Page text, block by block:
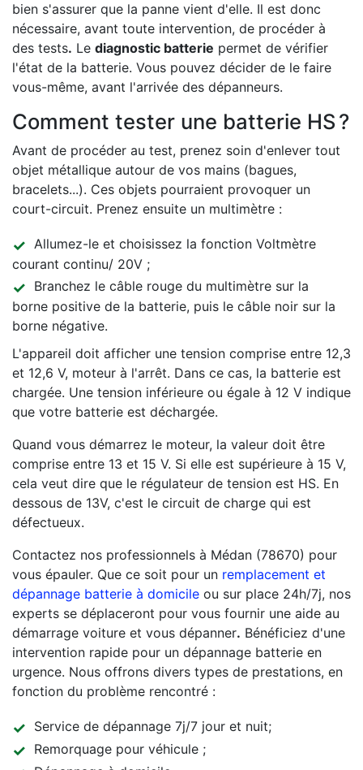
bien s'assurer que la panne vient d'elle. Il est donc
nécessaire, avant toute intervention, de procéder à
des tests. Le diagnostic batterie permet de vérifier
l'état de la batterie. Vous pouvez décider de le faire
vous-même, avant l'arrivée des dépanneurs.
Comment tester une batterie HS ?
Avant de procéder au test, prenez soin d'enlever tout
objet métallique autour de vos mains (bagues,
bracelets...). Ces objets pourraient provoquer un
court-circuit. Prenez ensuite un multimètre :
Allumez-le et choisissez la fonction Voltmètre
courant continu/ 20V ;
Branchez le câble rouge du multimètre sur la
borne positive de la batterie, puis le câble noir sur la
borne négative.
L'appareil doit afficher une tension comprise entre 12,3
et 12,6 V, moteur à l'arrêt. Dans ce cas, la batterie est
chargée. Une tension inférieure ou égale à 12 V indique
que votre batterie est déchargée.
Quand vous démarrez le moteur, la valeur doit être
comprise entre 13 et 15 V. Si elle est supérieure à 15 V,
cela veut dire que le régulateur de tension est HS. En
dessous de 13V, c'est le circuit de charge qui est
défectueux.
Contactez nos professionnels à Médan (78670) pour
vous épauler. Que ce soit pour un remplacement et
dépannage batterie à domicile ou sur place 24h/7j, nos
experts se déplaceront pour vous fournir une aide au
démarrage voiture et vous dépanner. Bénéficiez d'une
intervention rapide pour un dépannage batterie en
urgence. Nous offrons divers types de prestations, en
fonction du problème rencontré :
Service de dépannage 7j/7 jour et nuit;
Remorquage pour véhicule ;